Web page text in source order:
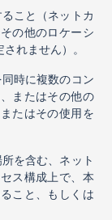
こと（ネットカ
の他のロケーシ
れません）。
時に複数のコン
またはその他の
たはその使用を
を含む、ネット
ス構成上で、本
こと、もしくは